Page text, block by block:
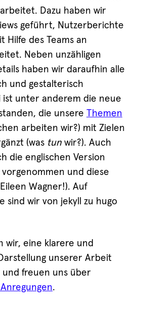
Dazu haben wir
geführt, Nutzerberichte
Hilfe des Teams an
Neben unzähligen
haben wir daraufhin alle
und gestalterisch
ist unter anderem die neue
die unsere
Themen
arbeiten wir?) mit Zielen
(was tun wir?). Auch
die englischen Version
und diese
Wagner!). Auf
sind wir von jekyll zu hugo
wir, eine klarere und
unserer Arbeit
freuen uns über
.